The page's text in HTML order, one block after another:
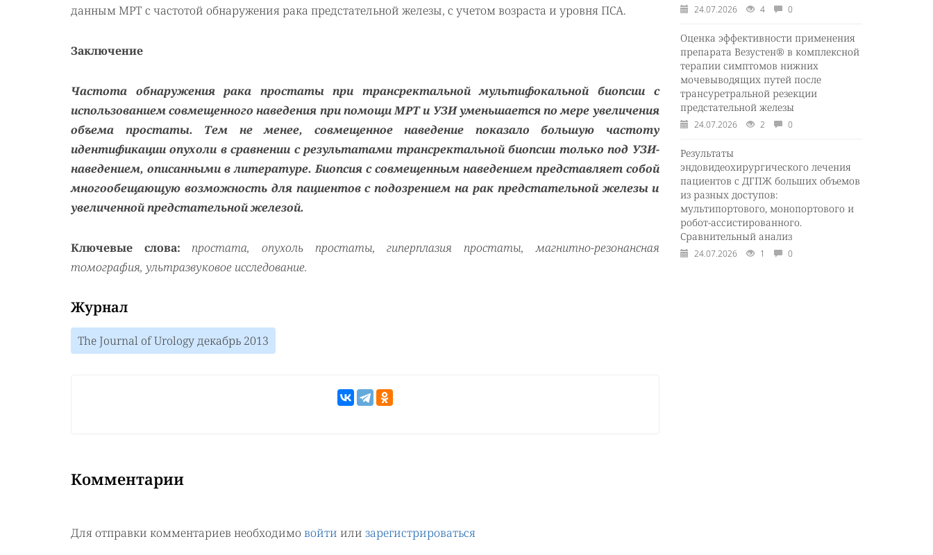
данным МРТ с частотой обнаружения рака предстательной железы, с учетом возраста и уровня ПСА.
Заключение
Частота обнаружения рака простаты при трансректальной мультифокальной биопсии с
использованием совмещенного наведения при помощи МРТ и УЗИ уменьшается по мере увеличения
объема простаты. Тем не менее, совмещенное наведение показало большую частоту
идентификации опухоли в сравнении с результатами трансректальной биопсии только под УЗИ-
наведением, описанными в литературе. Биопсия с совмещенным наведением представляет собой
многообещающую возможность для пациентов с подозрением на рак предстательной железы и
увеличенной предстательной железой.
Ключевые слова:
простата, опухоль простаты, гиперплазия простаты, магнитно-резонансная
томография, ультразвуковое исследование.
Журнал
The Journal of Urology декабрь 2013
Комментарии
Для отправки комментариев необходимо войти или зарегистрироваться
24.07.2026 4 0
Оценка эффективности применения
препарата Везустен® в комплексной
терапии симптомов нижних
мочевыводящих путей после
трансуретральной резекции
предстательной железы
24.07.2026 2 0
Результаты
эндовидеохирургического лечения
пациентов с ДГПЖ больших объемов
из разных доступов:
мультипортового, монопортового и
робот-ассистированного.
Сравнительный анализ
24.07.2026 1 0